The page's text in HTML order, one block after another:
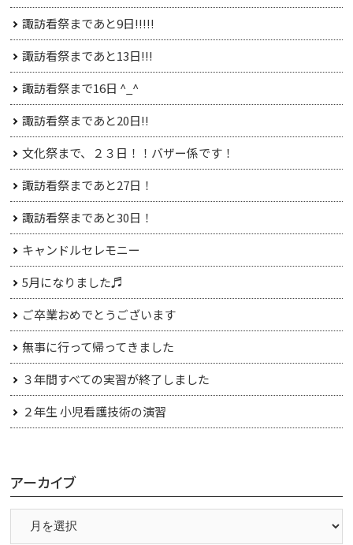
諏訪看祭まであと9日!!!!!
諏訪看祭まであと13日!!!
諏訪看祭まで16日 ^_^
諏訪看祭まであと20日!!
文化祭まで、２３日！！バザー係です！
諏訪看祭まであと27日！
諏訪看祭まであと30日！
キャンドルセレモニー
5月になりました♬
ご卒業おめでとうございます
無事に行って帰ってきました
３年間すべての実習が終了しました
２年生 小児看護技術の演習
アーカイブ